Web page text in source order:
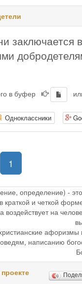
заключается
в буфер
Одноклассники
1
определение) -
краткой и четкой
воздействует на
написанию